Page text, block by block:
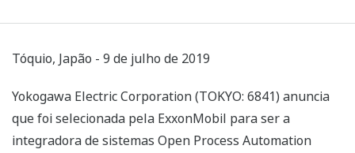
Tóquio, Japão - 9 de julho de 2019
Yokogawa Electric Corporation (TOKYO: 6841) anuncia
que foi selecionada pela ExxonMobil para ser a
integradora de sistemas Open Process Automation